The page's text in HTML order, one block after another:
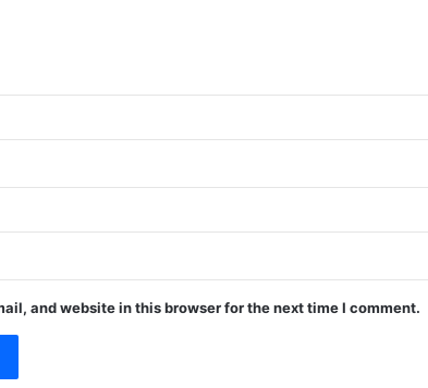
and website in this browser for the next time I comment.